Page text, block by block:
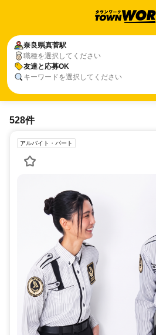
奈良県真菅駅
職種を選択してください
友達と応募OK
キーワードを選択してください
528件
アルバイト・パート